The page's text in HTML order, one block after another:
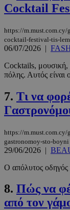
Cocktail
https://m.must.com.cy/
cocktail-festival-tis-
06/07/2026 |
Cocktails, μουσική,
πόλης. Αυτός είναι
7. Τι να
https://m.must.com.cy/
gastronomoy-sto-boyni
29/06/2026 |
Ο απόλυτος
8. Πώς να
από τον